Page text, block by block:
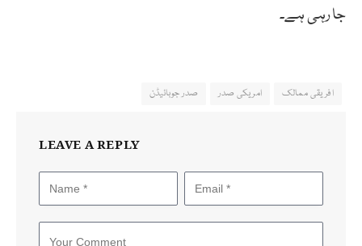
جا رہی ہے۔
افریقی ممالک امریکی صدر صدر جوبائیڈن
LEAVE A REPLY